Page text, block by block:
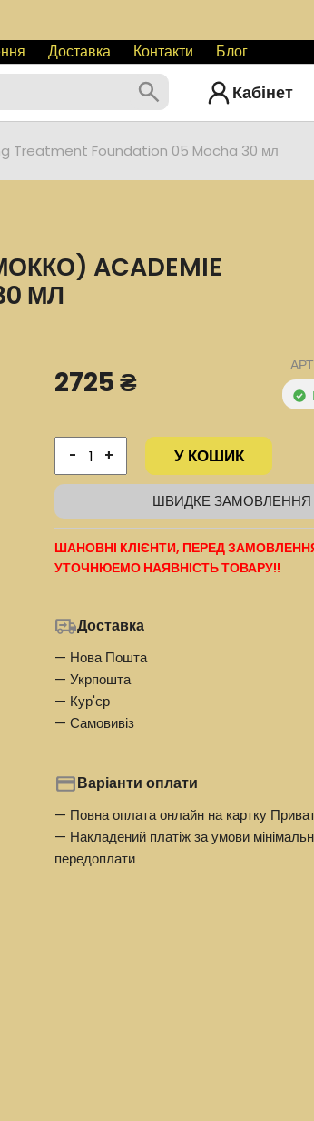
Доставка Контакти Блог
Кабінет
Treatment Foundation 05 Mocha 30 мл
ACADEMIE
МЛ
2725 ₴
- + У КОШИК
ШВИДКЕ ЗАМОВЛЕННЯ
ШАНОВНІ КЛІЄНТИ, ПЕРЕД
УТОЧНЮЕМО НАЯВНІСТЬ ТОВАРУ!!
Доставка
— Нова Пошта
— Укрпошта
— Кур'єр
— Самовивіз
Варіанти оплати
— Повна оплата онлайн на картку
— Накладений платіж за умови
передоплати